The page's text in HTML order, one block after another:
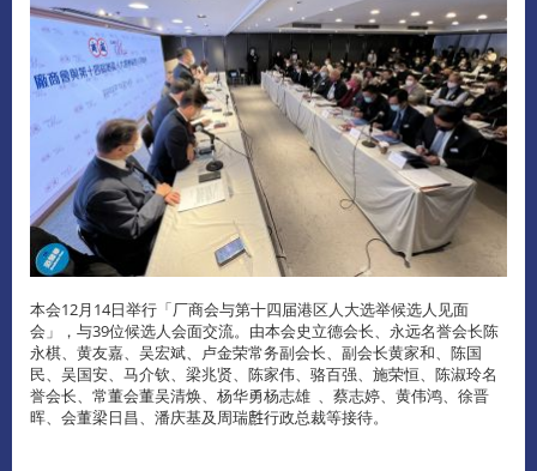
本会12月14日举行「厂商会与第十四届港区人大选举候选人见面
会」，与39位候选人会面交流。由本会史立德会长、永远名誉会长陈
永棋、黄友嘉、吴宏斌、卢金荣常务副会长、副会长黄家和、陈国
民、吴国安、马介钦、梁兆贤、陈家伟、骆百强、施荣恒、陈淑玲名
誉会长、常董会董吴清焕、杨华勇杨志雄 、蔡志婷、黄伟鸿、徐晋
晖、会董梁日昌、潘庆基及周瑞𪊟行政总裁等接待。